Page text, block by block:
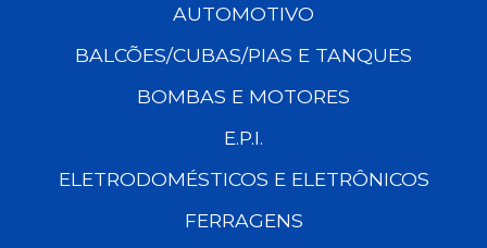
AUTOMOTIVO
BALCÕES/CUBAS/PIAS E TANQUES
BOMBAS E MOTORES
E.P.I.
ELETRODOMÉSTICOS E ELETRÔNICOS
FERRAGENS